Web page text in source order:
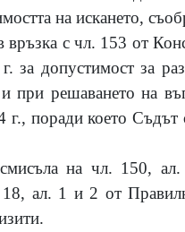
на искането,
с чл. 153 от
за допустимост за
решаването на
поради което Съдът
на чл. 150,
ал. 1 и 2 от